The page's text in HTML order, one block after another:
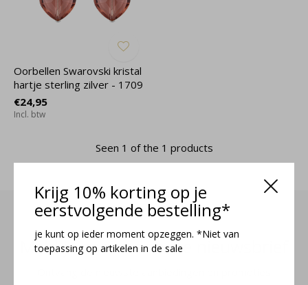
Krijg 10% korting op je
eerstvolgende bestelling*
je kunt op ieder moment opzeggen. *Niet van
toepassing op artikelen in de sale
Oorbellen Swarovski kristal
hartje sterling zilver - 1709
€24,95
Incl. btw
Seen 1 of the 1 products
Meld je aan voor onze nieuwsbrief